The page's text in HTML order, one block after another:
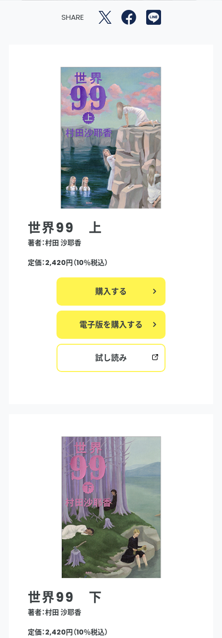
SHARE
世界99 上
著者：村田 沙耶香
定価：2,420円（10％税込）
購入する
電子版を購入する
試し読み
世界99 下
著者：村田 沙耶香
定価：2,420円（10％税込）